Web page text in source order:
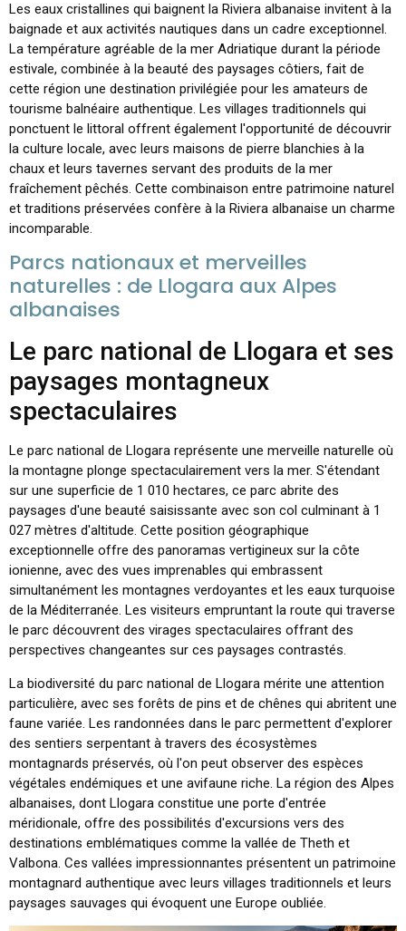
Les eaux cristallines qui baignent la Riviera albanaise invitent à la
baignade et aux activités nautiques dans un cadre exceptionnel.
La température agréable de la mer Adriatique durant la période
estivale, combinée à la beauté des paysages côtiers, fait de
cette région une destination privilégiée pour les amateurs de
tourisme balnéaire authentique. Les villages traditionnels qui
ponctuent le littoral offrent également l'opportunité de découvrir
la culture locale, avec leurs maisons de pierre blanchies à la
chaux et leurs tavernes servant des produits de la mer
fraîchement pêchés. Cette combinaison entre patrimoine naturel
et traditions préservées confère à la Riviera albanaise un charme
incomparable.
Parcs nationaux et merveilles
naturelles : de Llogara aux Alpes
albanaises
Le parc national de Llogara et ses
paysages montagneux
spectaculaires
Le parc national de Llogara représente une merveille naturelle où
la montagne plonge spectaculairement vers la mer. S'étendant
sur une superficie de 1 010 hectares, ce parc abrite des
paysages d'une beauté saisissante avec son col culminant à 1
027 mètres d'altitude. Cette position géographique
exceptionnelle offre des panoramas vertigineux sur la côte
ionienne, avec des vues imprenables qui embrassent
simultanément les montagnes verdoyantes et les eaux turquoise
de la Méditerranée. Les visiteurs empruntant la route qui traverse
le parc découvrent des virages spectaculaires offrant des
perspectives changeantes sur ces paysages contrastés.
La biodiversité du parc national de Llogara mérite une attention
particulière, avec ses forêts de pins et de chênes qui abritent une
faune variée. Les randonnées dans le parc permettent d'explorer
des sentiers serpentant à travers des écosystèmes
montagnards préservés, où l'on peut observer des espèces
végétales endémiques et une avifaune riche. La région des Alpes
albanaises, dont Llogara constitue une porte d'entrée
méridionale, offre des possibilités d'excursions vers des
destinations emblématiques comme la vallée de Theth et
Valbona. Ces vallées impressionnantes présentent un patrimoine
montagnard authentique avec leurs villages traditionnels et leurs
paysages sauvages qui évoquent une Europe oubliée.